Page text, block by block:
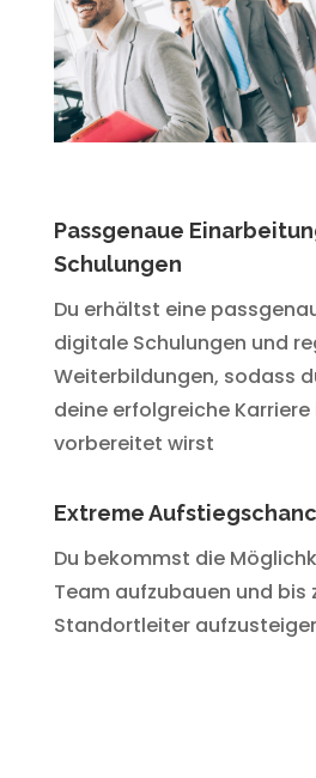
Passgenaue
Schulungen
Du erhältst eine
digitale Schulungen und
Weiterbildungen, sodass
deine erfolgreiche
vorbereitet wirst
Extreme
Du bekommst die
Team aufzubauen und bis
Standortleiter